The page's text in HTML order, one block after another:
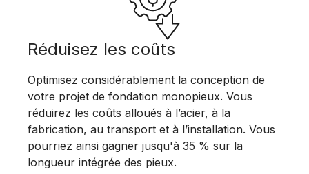
Réduisez les coûts
Optimisez considérablement la conception de
votre projet de fondation monopieux. Vous
réduirez les coûts alloués à l’acier, à la
fabrication, au transport et à l’installation. Vous
pourriez ainsi gagner jusqu'à 35 % sur la
longueur intégrée des pieux.